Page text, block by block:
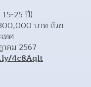
25 ปี)
บาท ถ้วย
ทศ
คม 2567
4c8Aqlt